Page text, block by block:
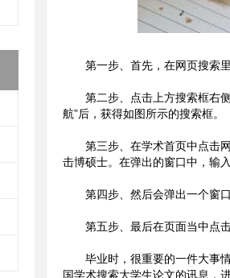
第一步、首先，在网页搜索
第二步、点击上方搜索框右
航”后，获得如图所示的搜索框。
第三步、在学术首页中点击
击博硕士。在弹出的窗口中，输
第四步、然后会弹出一个窗
第五步、最后在页面当中点
毕业时，很重要的一件大事
国学术搜索大学生论文的讯息，